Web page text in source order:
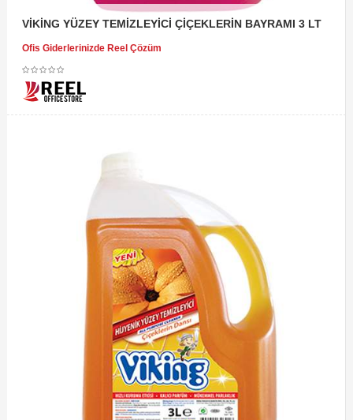
VİKİNG YÜZEY TEMİZLEYİCİ ÇİÇEKLERİN BAYRAMI 3 LT
Ofis Giderlerinizde Reel Çözüm